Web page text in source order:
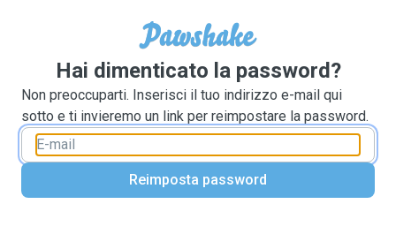
Hai dimenticato la password?
Non preoccuparti. Inserisci il tuo indirizzo e-mail qui
sotto e ti invieremo un link per reimpostare la password.
Reimposta password